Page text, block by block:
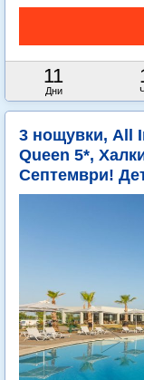
11
Дни
3 нощувки, All
Queen 5*,
Септември!